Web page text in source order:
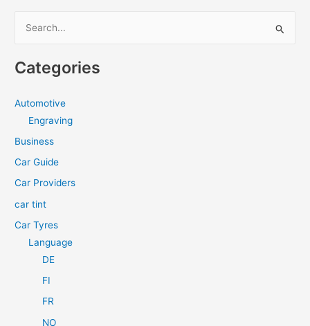
r
r
:
Categories
Automotive
Engraving
Business
Car Guide
Car Providers
car tint
Car Tyres
Language
DE
FI
FR
NO